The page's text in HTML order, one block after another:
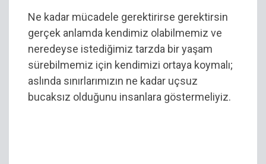
Ne kadar mücadele gerektirirse gerektirsin
gerçek anlamda kendimiz olabilmemiz ve
neredeyse istediğimiz tarzda bir yaşam
sürebilmemiz için kendimizi ortaya koymalı;
aslında sınırlarımızın ne kadar uçsuz
bucaksız olduğunu insanlara göstermeliyiz.